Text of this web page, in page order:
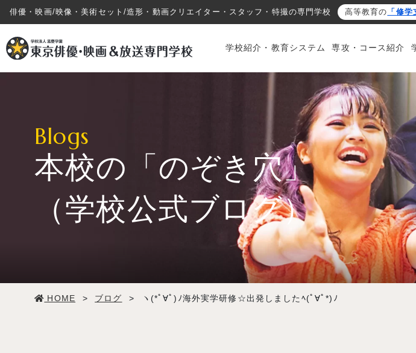
俳優・映画/映像・美術セット/造形・動画クリエイター・スタッフ・特撮の専門学校 高等教育の 「修学
学校紹介・教育システム 専攻・コース紹介
専攻・コース紹介
Blogs
本校の「のぞき穴」
（学校公式ブログ）
HOME > ブログ > ヽ(*ﾟ∀ﾟ)ﾉ海外実学研修☆出発しましたﾍ(ﾟ∀ﾟ*)ﾉ